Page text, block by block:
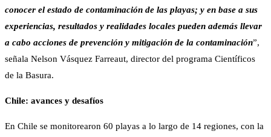
conocer el estado de contaminación de las playas; y en base a sus
experiencias, resultados y realidades locales pueden además llevar
a cabo acciones de prevención y mitigación de la contaminación”,
señala Nelson Vásquez Farreaut, director del programa Científicos
de la Basura.
Chile: avances y desafíos
En Chile se monitorearon 60 playas a lo largo de 14 regiones, con la